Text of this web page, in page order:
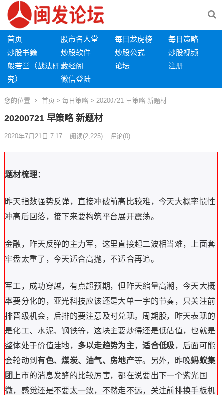
首页 股市名人堂 每日龙虎榜
每日策略
炒股书籍
炒股软件 炒股公式
炒股视频
般若堂（战法研
究）
藏经阁 论坛
注册
微信登陆
您的位置 首页 > 每日策略 > 20200721 早策略 新题材
20200721 早策略 新题材
2020年7月21日 7:17 阅读(2,225) 评论(0)
题材梳理：
昨天指数强势反弹，直接冲破前高比较难，今天大概率惯性
冲高后回落，接下来要构筑平台展开震荡。
金融，昨天反弹的主力军，这里直接起二波相当难，上面套
牢盘太重了，今天适合高抛，不适合再追。
军工，成功穿越，有点超预期，但昨天缩量高潮，今天大概
率要分化的，亚光科技应该还是大单一字的节奏，只关注前
排晋级机会，后排的要注意及时兑现。周期股，昨天表现的
是化工、水泥、钢铁等，这块主要炒得还是低估值，也就是
整体处于价值洼地， 多以走趋势为主，适合低吸，后面可能
会轮动到有色、煤炭、油气、房地产等。另外，昨晚蚂蚁集
团
上市的消息发酵的比较厉害，都在说要出下一个紫光国
微，感觉还是不要太一致，不然走不远，关注前排换手板机